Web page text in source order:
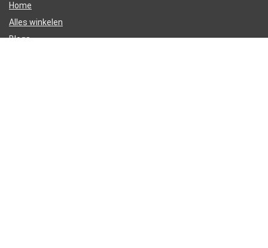
Home
Alles winkelen
Blogs